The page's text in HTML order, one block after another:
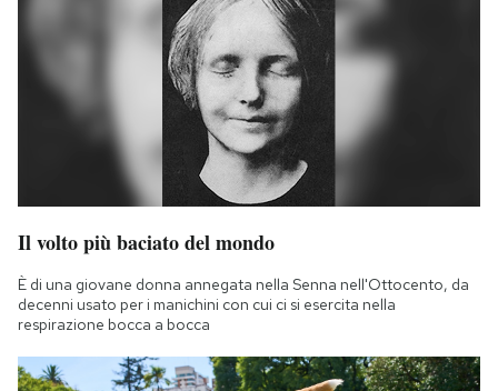
Il volto più baciato del mondo
È di una giovane donna annegata nella Senna nell'Ottocento, da
decenni usato per i manichini con cui ci si esercita nella
respirazione bocca a bocca